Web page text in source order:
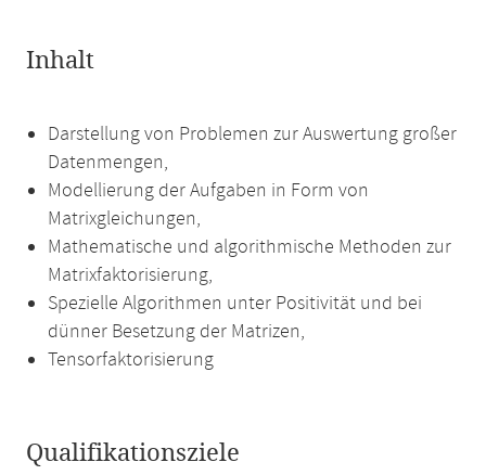
Inhalt
Darstellung von Problemen zur Auswertung großer
Datenmengen,
Modellierung der Aufgaben in Form von
Matrixgleichungen,
Mathematische und algorithmische Methoden zur
Matrixfaktorisierung,
Spezielle Algorithmen unter Positivität und bei
dünner Besetzung der Matrizen,
Tensorfaktorisierung
Qualifikationsziele